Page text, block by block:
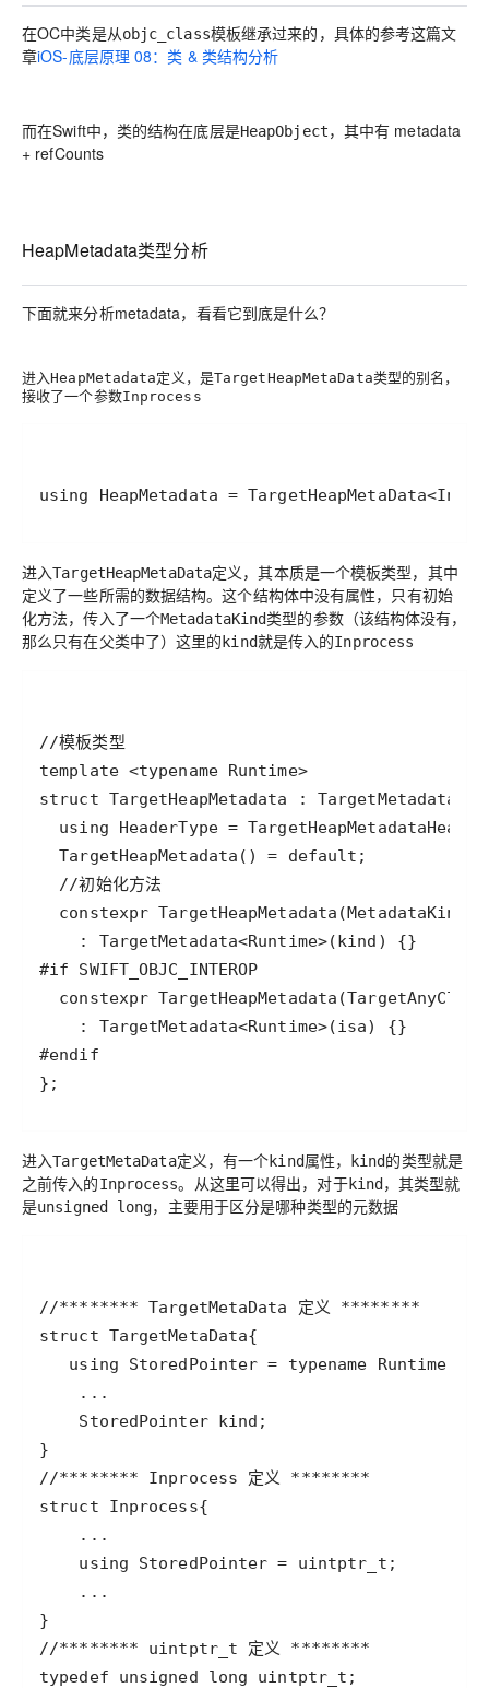
在OC中类是从objc_class模板继承过来的，具体的参考这篇文
章iOS-底层原理 08：类 & 类结构分析
而在Swift中，类的结构在底层是HeapObject，其中有 metadata
+ refCounts
HeapMetadata类型分析
下面就来分析metadata，看看它到底是什么？
进入HeapMetadata定义，是TargetHeapMetaData类型的别名，
接收了一个参数Inprocess
using HeapMetadata =
进入TargetHeapMetaData定义，其本质是一个模板类型，其中
定义了一些所需的数据结构。这个结构体中没有属性，只有初始
化方法，传入了一个MetadataKind类型的参数（该结构体没有，
那么只有在父类中了）这里的 kind就是传入的Inprocess
template <typename Runtime>
};
进入TargetMetaData定义，有一个kind属性， kind的类型就是
之前传入的Inprocess。从这里可以得出，对于kind ，其类型就
是unsigned long，主要用于区分是哪种类型的元数据
typedef unsigned long uintptr_t;